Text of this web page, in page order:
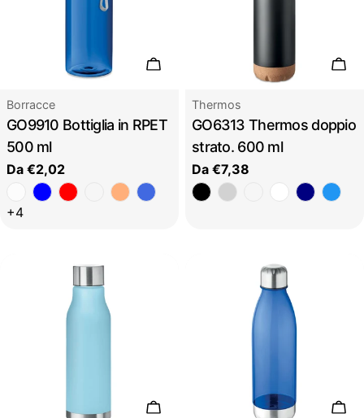
Scegli le opzioni
Tipo:
Borracce
GO9910 Bottiglia in RPET
500 ml
Prezzo
regolare
Da €2,02
+4
Tipo:
Thermos
GO6313 Thermos doppio
strato. 600 ml
Prezzo
regolare
Da €7,38
Scegli le opzioni